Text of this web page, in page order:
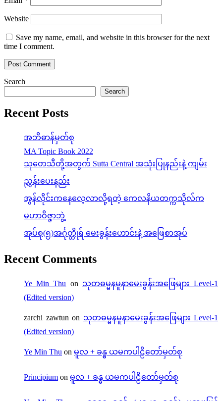
Website
Save my name, email, and website in this browser for the next
time I comment.
Search
Search
Recent Posts
အဘိဓာန်မှတ်စု
MA Topic Book 2022
သုတေသီတို့အတွက် Sutta Central အသုံးပြုနည်းနဲ့ ကျမ်း
ညွှန်းပေးနည်း
အွန်လိုင်းကနေလေ့လာလို့ရတဲ့ ကေလနိယတက္ကသိုလ်က
မဟာဝိဇ္ဇာဘွဲ့
အုပ်စု(၅)အင်္ဂုတ္တိုရ် မေးခွန်းဟောင်းနဲ့ အဖြေစာအုပ်
Recent Comments
Ye Min Thu on သုတဓမ္မနမူနာမေးခွန်းအဖြေများ Level-1
(Edited version)
zarchi zawtun on သုတဓမ္မနမူနာမေးခွန်းအဖြေများ Level-1
(Edited version)
Ye Min Thu on မူလ + ခန္ဓ ယမကပါဠိတော်မှတ်စု
Principium on မူလ + ခန္ဓ ယမကပါဠိတော်မှတ်စု